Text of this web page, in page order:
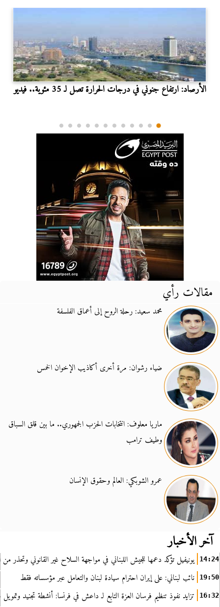
الأرصاد: ارتفاع جنوني في درجات الحرارة تصل لـ 35 مئوية.. فيديو
مقالات رأي
محمد سعيد: رحلة الروح إلى أعماق الفلسفة
ضياء رشوان: مرة أخرى أكاذيب الإخوان الخمس
ماريا معلوف: انتخابات الحزب الجمهوري.. ما بين قلق السباق
وطيف ترامب
عمرو الشوبكي: العالم وحقوق الإنسان
آخر الأخبار
14:24 يونيفيل تؤكد دعمها للجيش اللبناني في مواجهة السلاح غير القانوني وتحذر من
19:50 نائب لبناني: على إيران احترام سيادة لبنان والتعامل عبر مؤسساته فقط
16:32 تزايد نفوذ تنظيم فرسان العزة التابع لـ داعش في فرنسا: أنشطة تجنيد